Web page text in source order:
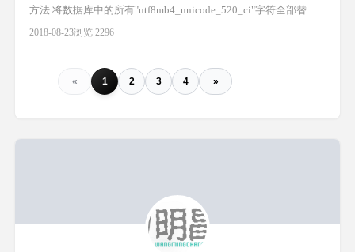
方法 将数据库中的所有"utf8mb4_unicode_520_ci"字符全部替换
成"utf8mb4_unicode_ci"，然后再导入这样就没有错误。 可以参考
2018-08-23浏览 2296
« 1 2 3 4 »